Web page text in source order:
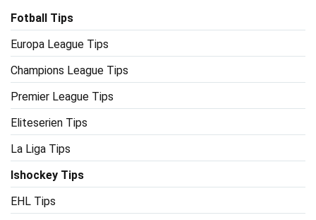
Fotball Tips
Europa League Tips
Champions League Tips
Premier League Tips
Eliteserien Tips
La Liga Tips
Ishockey Tips
EHL Tips